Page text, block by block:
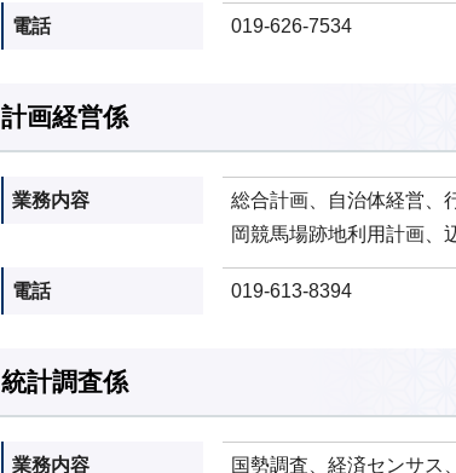
電話 019-626-7534
計画経営係
業務内容
総合計画、自治体経営、
岡競馬場跡地利用計画、
電話 019-613-8394
統計調査係
業務内容
国勢調査、経済センサス